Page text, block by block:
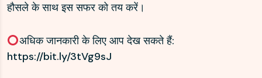
हौसले के साथ इस सफर को तय करें।
अधिक जानकारी के लिए आप देख सकते हैं:
https://bit.ly/3tVg9sJ